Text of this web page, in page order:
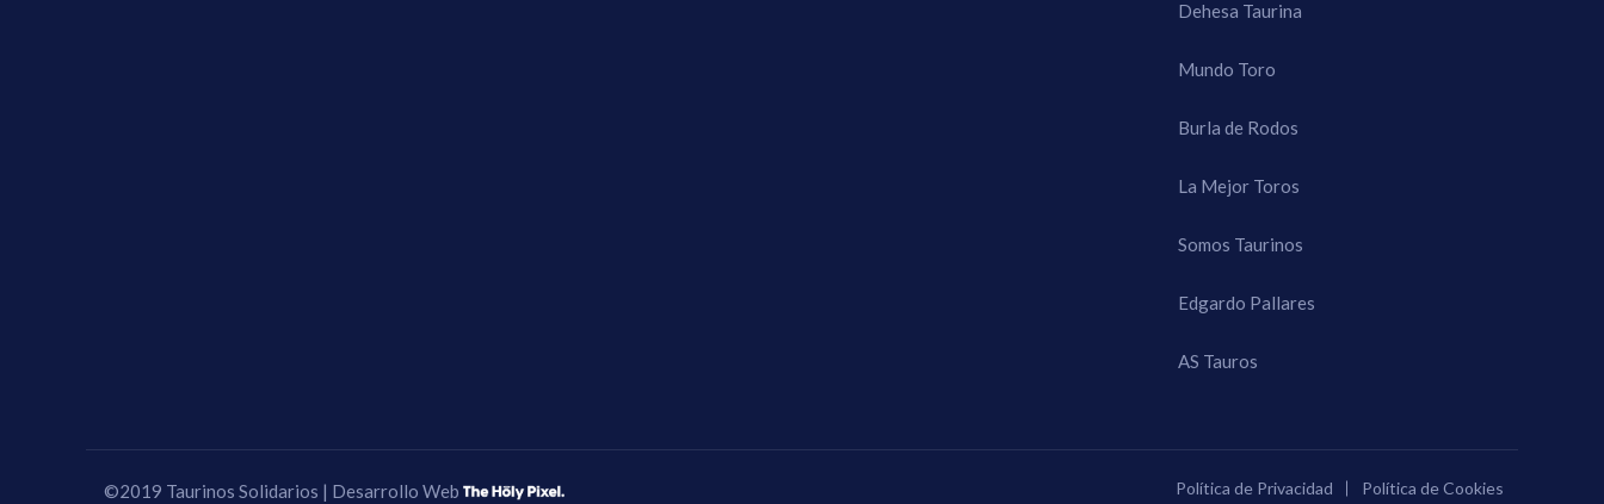
Dehesa Taurina
Mundo Toro
Burla de Rodos
La Mejor Toros
Somos Taurinos
Edgardo Pallares
AS Tauros
©2019 Taurinos Solidarios | Desarrollo Web Política de Privacidad Política de Cookies